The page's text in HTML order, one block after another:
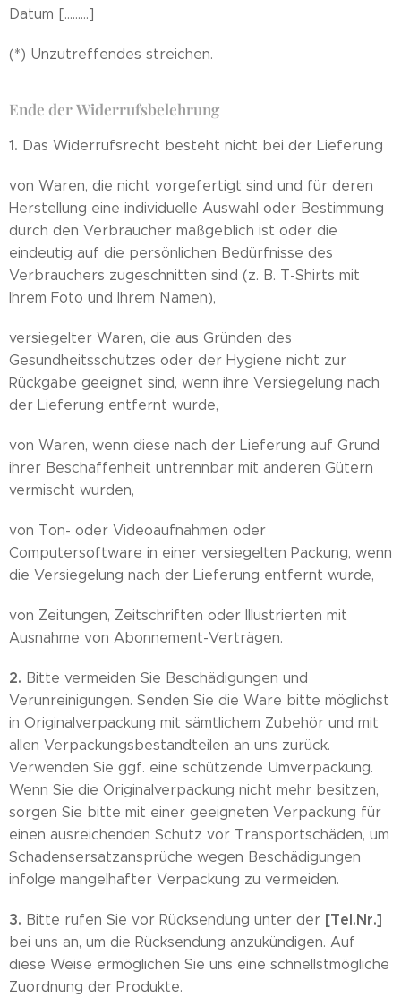
Datum [.........]
(*) Unzutreffendes streichen.
Ende der Widerrufsbelehrung
1. Das Widerrufsrecht besteht nicht bei der Lieferung
von Waren, die nicht vorgefertigt sind und für deren
Herstellung eine individuelle Auswahl oder Bestimmung
durch den Verbraucher maßgeblich ist oder die
eindeutig auf die persönlichen Bedürfnisse des
Verbrauchers zugeschnitten sind (z. B. T-Shirts mit
Ihrem Foto und Ihrem Namen),
versiegelter Waren, die aus Gründen des
Gesundheitsschutzes oder der Hygiene nicht zur
Rückgabe geeignet sind, wenn ihre Versiegelung nach
der Lieferung entfernt wurde,
von Waren, wenn diese nach der Lieferung auf Grund
ihrer Beschaffenheit untrennbar mit anderen Gütern
vermischt wurden,
von Ton- oder Videoaufnahmen oder
Computersoftware in einer versiegelten Packung, wenn
die Versiegelung nach der Lieferung entfernt wurde,
von Zeitungen, Zeitschriften oder Illustrierten mit
Ausnahme von Abonnement-Verträgen.
2. Bitte vermeiden Sie Beschädigungen und
Verunreinigungen. Senden Sie die Ware bitte möglichst
in Originalverpackung mit sämtlichem Zubehör und mit
allen Verpackungsbestandteilen an uns zurück.
Verwenden Sie ggf. eine schützende Umverpackung.
Wenn Sie die Originalverpackung nicht mehr besitzen,
sorgen Sie bitte mit einer geeigneten Verpackung für
einen ausreichenden Schutz vor Transportschäden, um
Schadensersatzansprüche wegen Beschädigungen
infolge mangelhafter Verpackung zu vermeiden.
3. Bitte rufen Sie vor Rücksendung unter der [Tel.Nr.]
bei uns an, um die Rücksendung anzukündigen. Auf
diese Weise ermöglichen Sie uns eine schnellstmögliche
Zuordnung der Produkte.